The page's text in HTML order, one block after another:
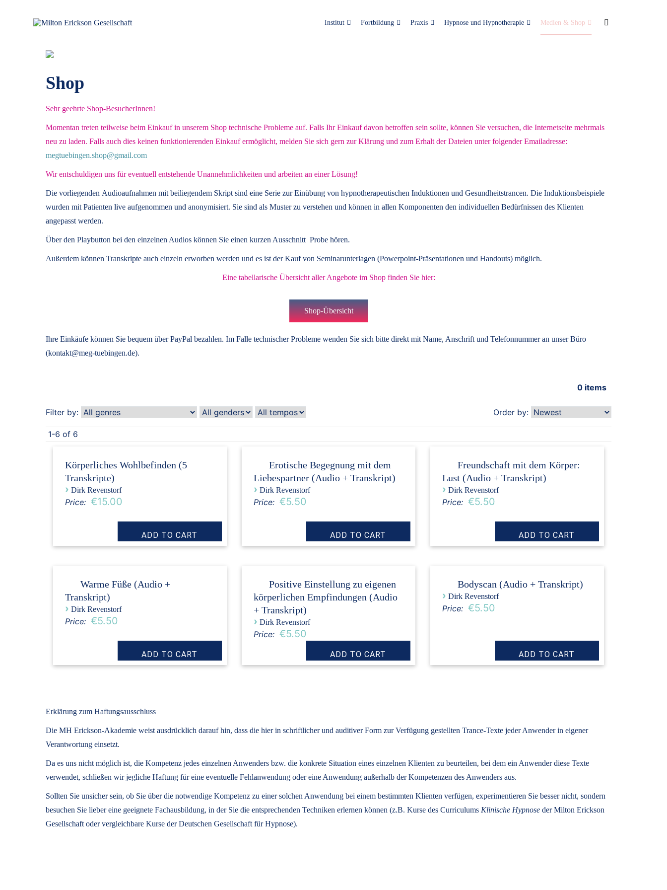
Institut Fortbildung Praxis Hypnose und Hypnotherapie Medien & Shop
Shop
Sehr geehrte Shop-BesucherInnen!
Momentan treten teilweise beim Einkauf in unserem Shop technische Probleme auf. Falls Ihr Einkauf davon betroffen sein sollte, können Sie versuchen, die Internetseite mehrmals
neu zu laden. Falls auch dies keinen funktionierenden Einkauf ermöglicht, melden Sie sich gern zur Klärung und zum Erhalt der Dateien unter folgender Emailadresse:
megtuebingen.shop@gmail.com
Wir entschuldigen uns für eventuell entstehende Unannehmlichkeiten und arbeiten an einer Lösung!
Die vorliegenden Audioaufnahmen mit beiliegendem Skript sind eine Serie zur Einübung von hypnotherapeutischen Induktionen und Gesundheitstrancen. Die Induktionsbeispiele
wurden mit Patienten live aufgenommen und anonymisiert. Sie sind als Muster zu verstehen und können in allen Komponenten den individuellen Bedürfnissen des Klienten
angepasst werden.
Über den Playbutton bei den einzelnen Audios können Sie einen kurzen Ausschnitt Probe hören.
Außerdem können Transkripte auch einzeln erworben werden und es ist der Kauf von Seminarunterlagen (Powerpoint-Präsentationen und Handouts) möglich.
Eine tabellarische Übersicht aller Angebote im Shop finden Sie hier:
Shop-Übersicht
Ihre Einkäufe können Sie bequem über PayPal bezahlen. Im Falle technischer Probleme wenden Sie sich bitte direkt mit Name, Anschrift und Telefonnummer an unser Büro
(kontakt@meg-tuebingen.de).
0 items
Filter by: Order by:
1-6 of 6
Körperliches Wohlbefinden (5
Transkripte)
› Dirk Revenstorf
Price: €15.00
Erotische Begegnung mit dem
Liebespartner (Audio + Transkript)
› Dirk Revenstorf
Price: €5.50
Freundschaft mit dem Körper:
Lust (Audio + Transkript)
› Dirk Revenstorf
Price: €5.50
Warme Füße (Audio +
Transkript)
› Dirk Revenstorf
Price: €5.50
Positive Einstellung zu eigenen
körperlichen Empfindungen (Audio
+ Transkript)
› Dirk Revenstorf
Price: €5.50
Bodyscan (Audio + Transkript)
› Dirk Revenstorf
Price: €5.50
Erklärung zum Haftungsausschluss
Die MH Erickson-Akademie weist ausdrücklich darauf hin, dass die hier in schriftlicher und auditiver Form zur Verfügung gestellten Trance-Texte jeder Anwender in eigener
Verantwortung einsetzt.
Da es uns nicht möglich ist, die Kompetenz jedes einzelnen Anwenders bzw. die konkrete Situation eines einzelnen Klienten zu beurteilen, bei dem ein Anwender diese Texte
verwendet, schließen wir jegliche Haftung für eine eventuelle Fehlanwendung oder eine Anwendung außerhalb der Kompetenzen des Anwenders aus.
Sollten Sie unsicher sein, ob Sie über die notwendige Kompetenz zu einer solchen Anwendung bei einem bestimmten Klienten verfügen, experimentieren Sie besser nicht, sondern
besuchen Sie lieber eine geeignete Fachausbildung, in der Sie die entsprechenden Techniken erlernen können (z.B. Kurse des Curriculums Klinische Hypnose der Milton Erickson
Gesellschaft oder vergleichbare Kurse der Deutschen Gesellschaft für Hypnose).